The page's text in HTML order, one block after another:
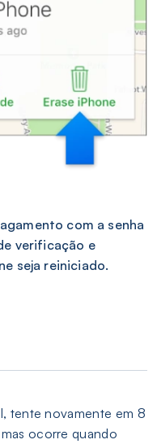
com a senha
verificação e
seja reiniciado.
tente novamente em 8
ocorre quando